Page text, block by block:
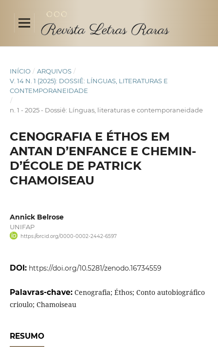
INÍCIO / ARQUIVOS /
V. 14 N. 1 (2025): DOSSIÊ: LÍNGUAS, LITERATURAS E
CONTEMPORANEIDADE
/
n. 1 - 2025 - Dossiê: Línguas, literaturas e contemporaneidade
CENOGRAFIA E ÉTHOS EM
ANTAN D’ENFANCE E CHEMIN-
D’ÉCOLE DE PATRICK
CHAMOISEAU
Annick Belrose
UNIFAP
https://orcid.org/0000-0002-2442-6597
DOI: https://doi.org/10.5281/zenodo.16734559
Palavras-chave: Cenografia; Éthos; Conto autobiográfico
crioulo; Chamoiseau
RESUMO